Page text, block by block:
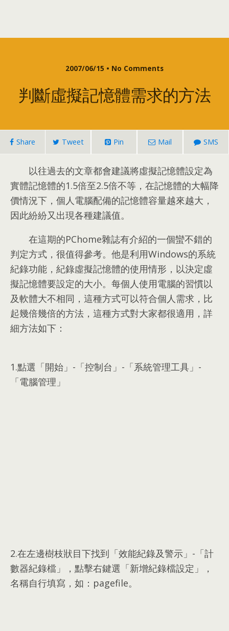
2007/06/15 • No Comments
判斷虛擬記憶體需求的方法
Share Tweet Pin Mail SMS
以往過去的文章都會建議將虛擬記憶體設定為
實體記憶體的1.5倍至2.5倍不等 ， 在記憶體的大幅降
價情況下 ， 個人電腦配備的記憶體容量越來越大 ，
因此紛紛又出現各種建議值。
在這期的PChome雜誌有介紹的一個蠻不錯的
判定方式 ， 很值得參考。 他是利用Windows的系統
紀錄功能 ， 紀錄虛擬記憶體的使用情形 ， 以決定虛
擬記憶體要設定的大小。 每個人使用電腦的習慣以
及軟體大不相同 ， 這種方式可以符合個人需求 ， 比
起幾倍幾倍的方法 ， 這種方式對大家都很適用 ， 詳
細方法如下 ：
1.點選「開始」-「控制台」-「系統管理工具」-
「電腦管理」
2.在左邊樹枝狀目下找到「效能紀錄及警示」-「計
數器紀錄檔」
， 點擊右鍵選「新增紀錄檔設定」
，
名稱自行填寫 ， 如 ： pagefile。